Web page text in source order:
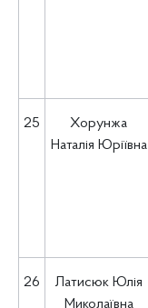
25
Хорунжа
Наталія Юріївна
26
Латисюк Юлія
Миколаївна